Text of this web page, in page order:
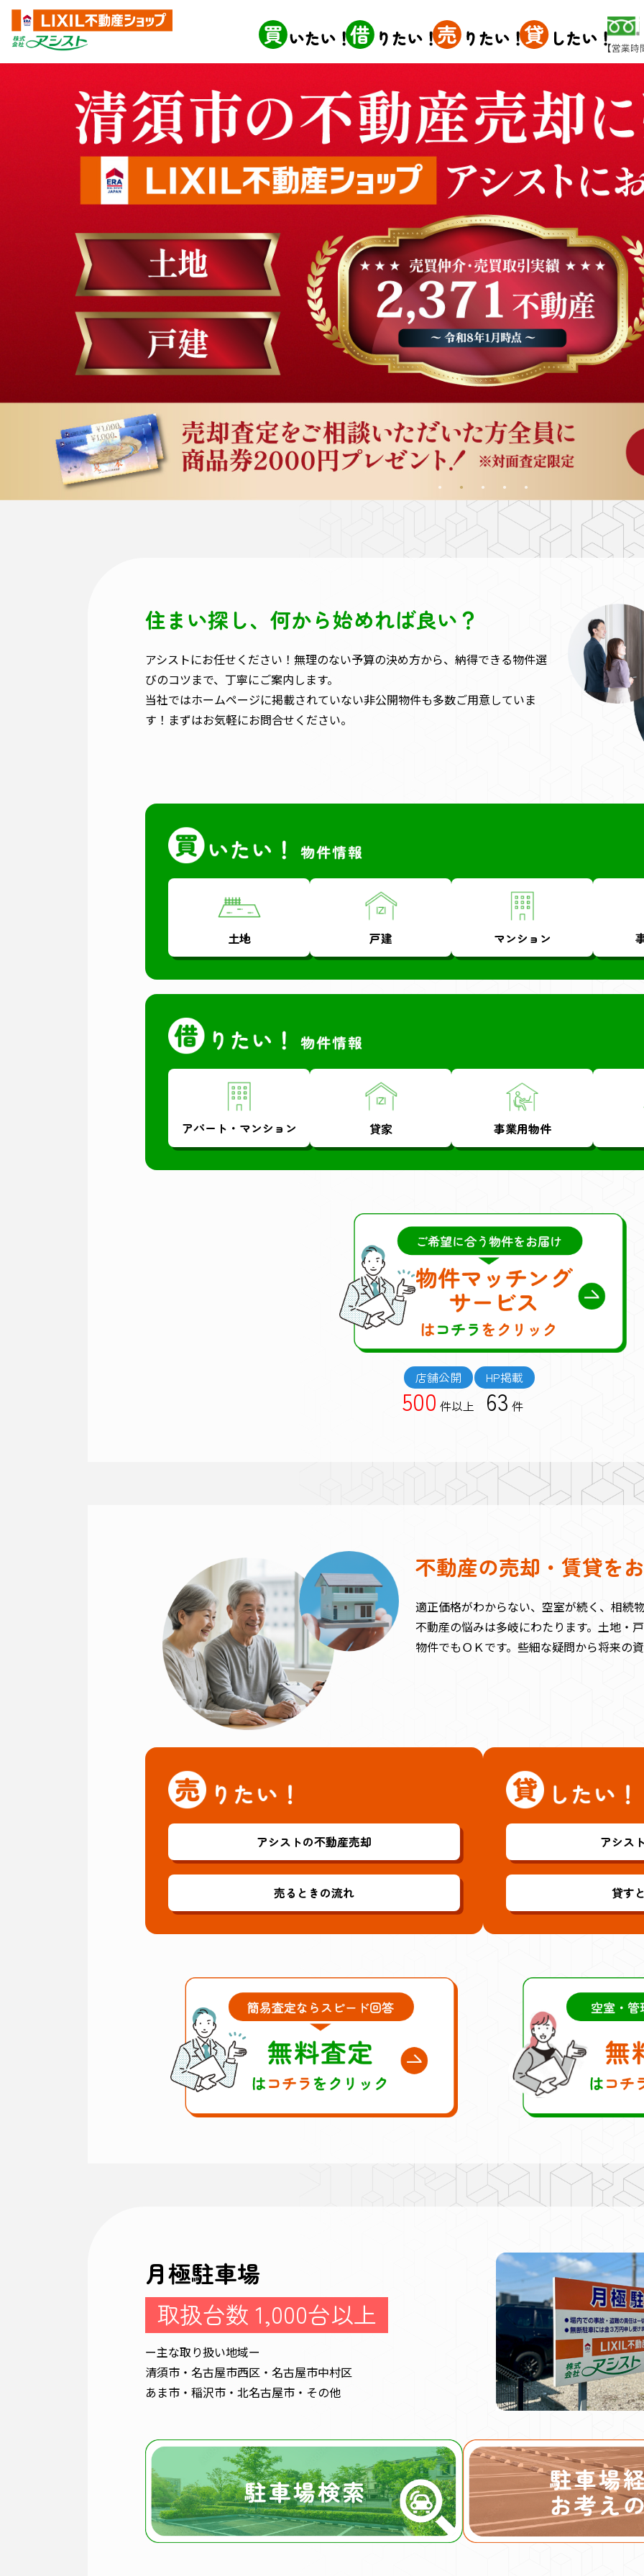
住まい探し、何から始めれば良い？
アシストにお任せください！無理のない予算の決め方から、納得できる物件選
びのコツまで、丁寧にご案内します。
当社ではホームページに掲載されていない非公開物件も多数ご用意していま
す！まずはお気軽にお問合せください。
土地 戸建 マンション
アパート・ マンション 貸家 事業用物件
店舗公開
500 件以上
HP掲載
63 件
不動産の売却・賃貸を
適正価格がわからない、空室が続く、相続
不動産の悩みは多岐にわたります。土地・
物件でもＯＫです。些細な疑問から将来の
アシストの不動産売却
売るときの流れ
アシス
貸す
月極駐車場
取扱台数 1,000台以上
ー主な取り扱い地域ー
清須市・名古屋市西区・名古屋市中村区
あま市・稲沢市・北名古屋市・その他